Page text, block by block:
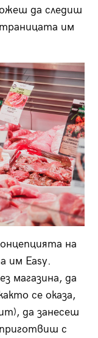
да следиш
им
на
им Easy.
магазина, да
се оказа,
да занесеш
с